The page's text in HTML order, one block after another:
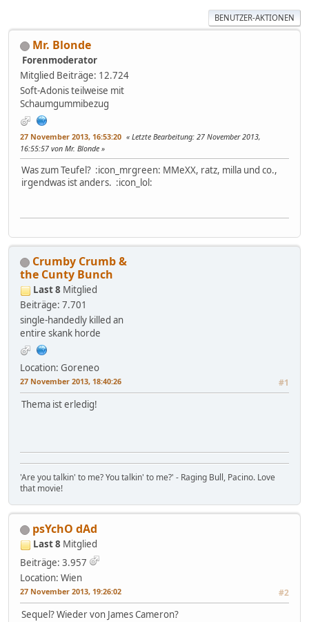
BENUTZER-AKTIONEN
Mr. Blonde
Forenmoderator
Mitglied Beiträge: 12.724
Soft-Adonis teilweise mit
Schaumgummibezug
27 November 2013, 16:53:20 Letzte Bearbeitung: 27 November 2013,
16:55:57 von Mr. Blonde
Was zum Teufel? :icon_mrgreen: MMeXX, ratz, milla und co.,
irgendwas ist anders. :icon_lol:
Crumby Crumb &
the Cunty Bunch
Last 8 Mitglied
Beiträge: 7.701
single-handedly killed an
entire skank horde
Location: Goreneo
27 November 2013, 18:40:26 #1
Thema ist erledig!
'Are you talkin' to me? You talkin' to me?' - Raging Bull, Pacino. Love
that movie!
psYchO dAd
Last 8 Mitglied
Beiträge: 3.957
Location: Wien
27 November 2013, 19:26:02 #2
Sequel? Wieder von James Cameron?